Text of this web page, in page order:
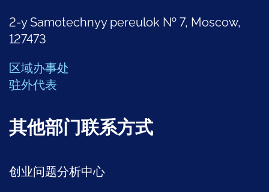
2-y Samotechnyy pereulok № 7, Moscow,
127473
区域办事处
驻外代表
其他部门联系方式
创业问题分析中心